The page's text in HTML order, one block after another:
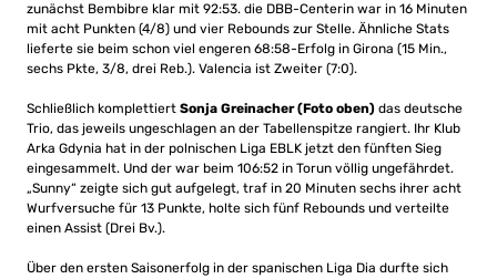
zunächst Bembibre klar mit 92:53. die DBB-Centerin war in 16 Minuten
mit acht Punkten (4/8) und vier Rebounds zur Stelle. Ähnliche Stats
lieferte sie beim schon viel engeren 68:58-Erfolg in Girona (15 Min.,
sechs Pkte, 3/8, drei Reb.). Valencia ist Zweiter (7:0).
Schließlich komplettiert Sonja Greinacher (Foto oben) das deutsche
Trio, das jeweils ungeschlagen an der Tabellenspitze rangiert. Ihr Klub
Arka Gdynia hat in der polnischen Liga EBLK jetzt den fünften Sieg
eingesammelt. Und der war beim 106:52 in Torun völlig ungefährdet.
„Sunny“ zeigte sich gut aufgelegt, traf in 20 Minuten sechs ihrer acht
Wurfversuche für 13 Punkte, holte sich fünf Rebounds und verteilte
einen Assist (Drei Bv.).
Über den ersten Saisonerfolg in der spanischen Liga Dia durfte sich